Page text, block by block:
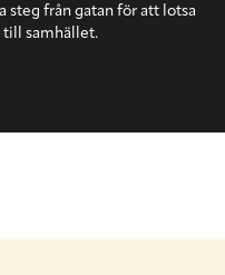
steg från gatan för att lotsa
till samhället.